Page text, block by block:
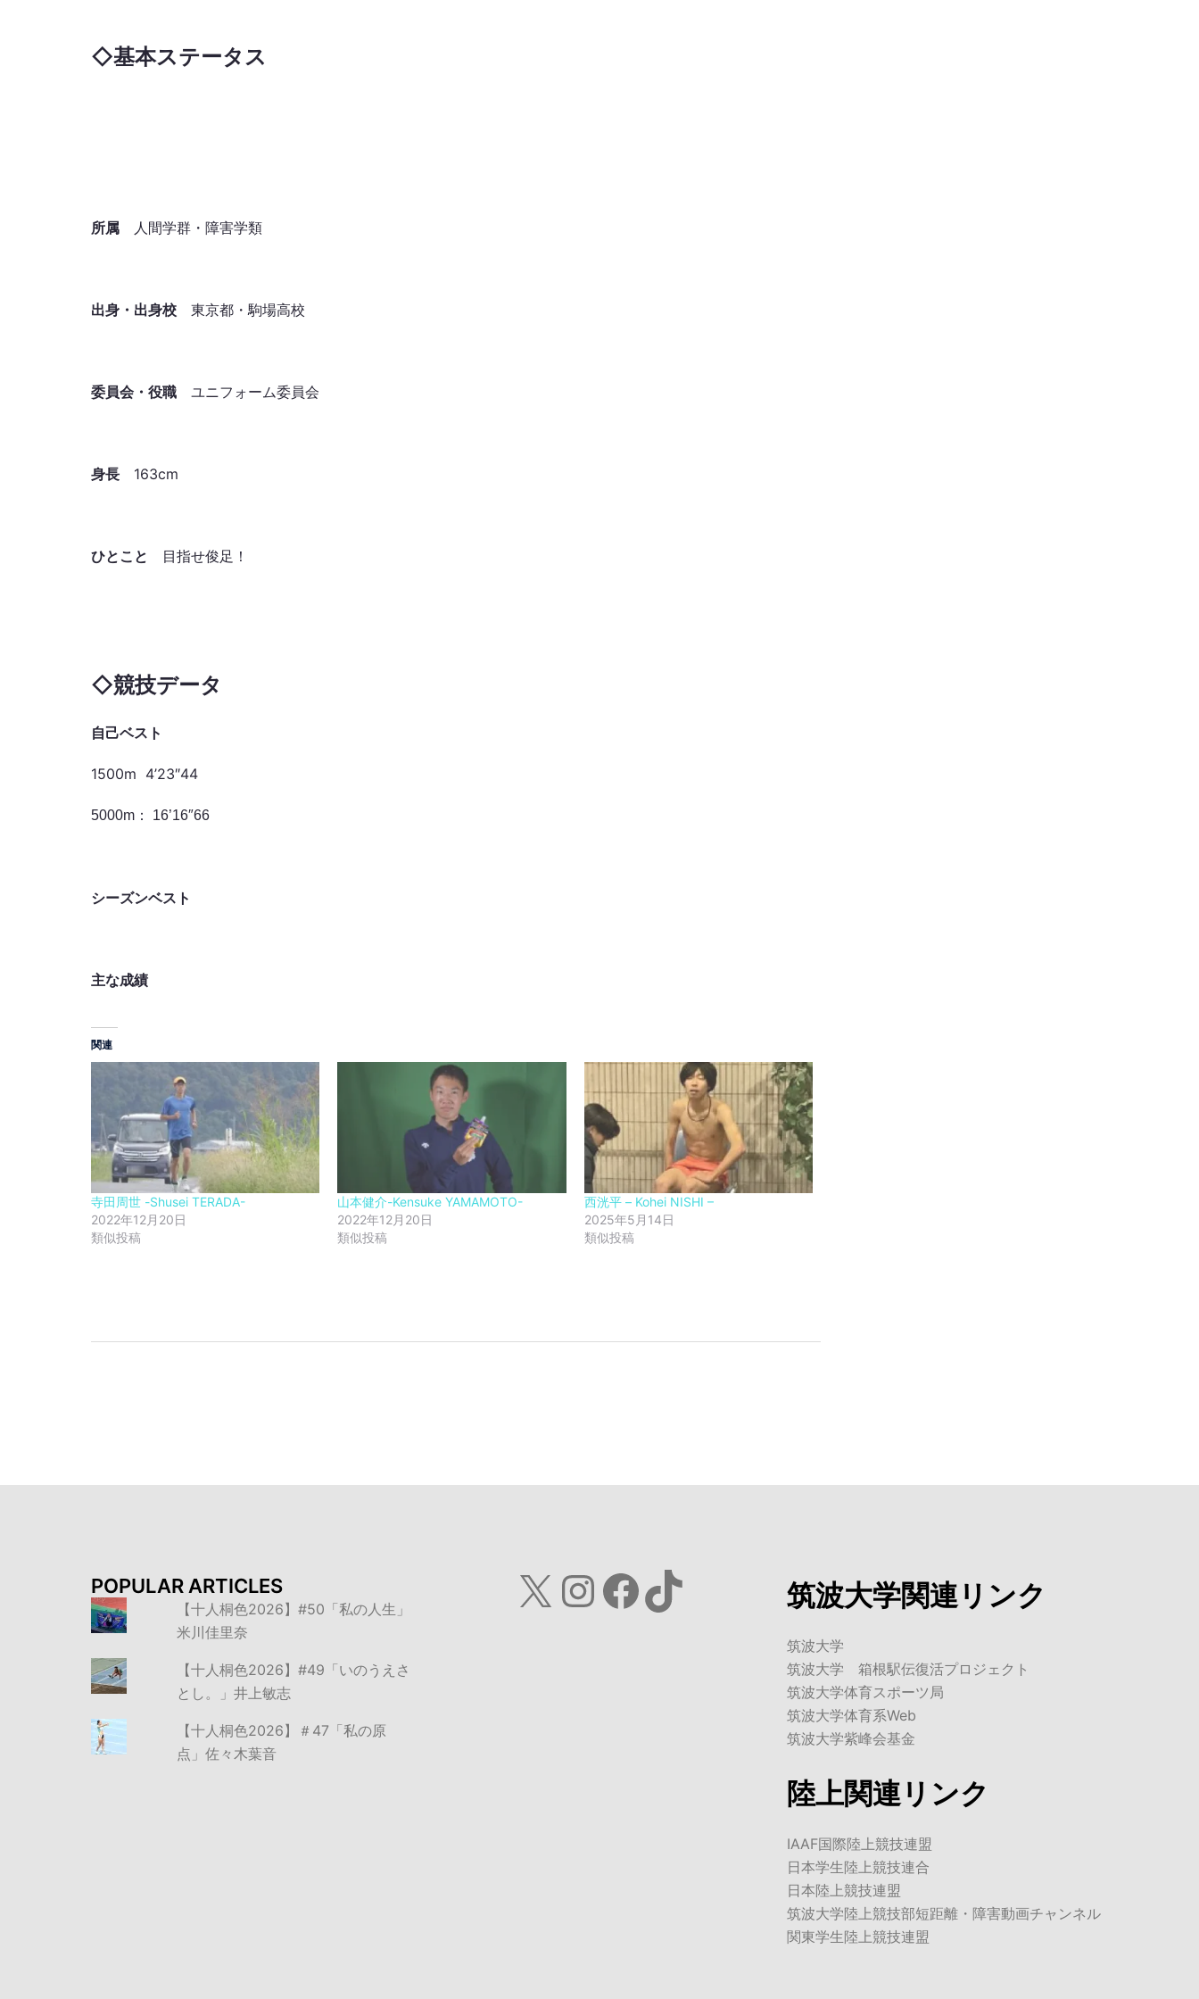
◇基本ステータス
所属 人間学群・障害学類
出身・出身校 東京都・駒場高校
委員会・役職 ユニフォーム委員会
身長 163cm
ひとこと 目指せ俊足！
◇競技データ
自己ベスト
1500m 4’23″44
5000m： 16’16″66
シーズンベスト
主な成績
関連
寺田周世 -Shusei TERADA-
2022年12月20日
類似投稿
山本健介-Kensuke YAMAMOTO-
2022年12月20日
類似投稿
西洸平 – Kohei NISHI –
2025年5月14日
類似投稿
シ
POPULAR ARTICLES
【十人桐色2026】#50「私の人生」
米川佳里奈
【十人桐色2026】#49「いのうえさ
とし。」井上敏志
【十人桐色2026】＃47「私の原
点」佐々木葉音
X Instagram
Facebook
TikTok 筑波大学関連リンク
筑波大学
筑波大学 箱根駅伝復活プロジェクト
筑波大学体育スポーツ局
筑波大学体育系Web
筑波大学紫峰会基金
陸上関連リンク
IAAF国際陸上競技連盟
日本学生陸上競技連合
日本陸上競技連盟
筑波大学陸上競技部短距離・障害動画チャンネル
関東学生陸上競技連盟